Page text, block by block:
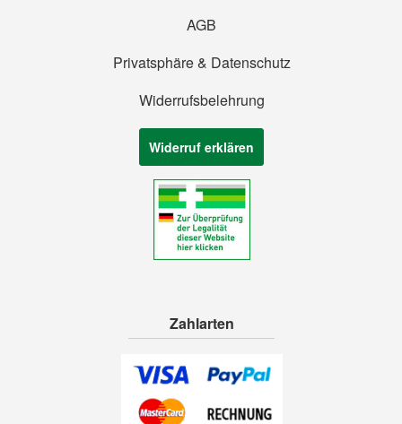
AGB
Privatsphäre & Datenschutz
Widerrufsbelehrung
Widerruf erklären
Zahlarten